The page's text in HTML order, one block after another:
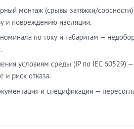
монтаж (срывы затяжки/
и повреждению изоляции.
по току и габаритам —
условиям среды (IP по IEC 60529) —
и риск отказа.
и спецификации —